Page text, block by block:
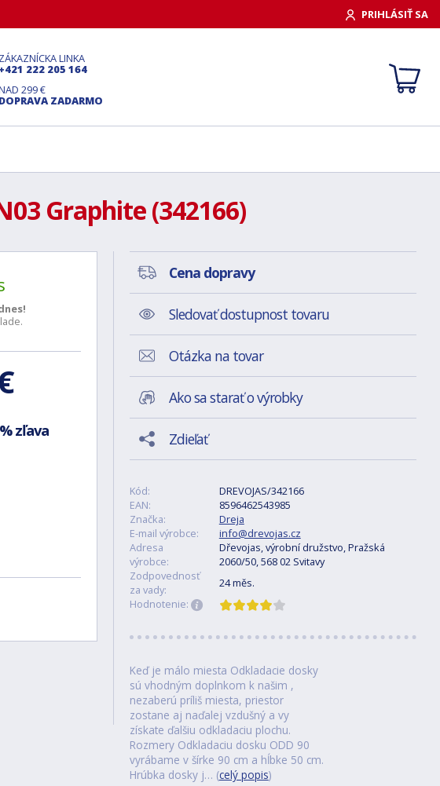
PRIHLÁSIŤ SA
ZÁKAZNÍCKA LINKA
+421 222 205 164
299 €
DOPRAVA ZADARMO
Graphite (342166)
zľava
Cena dopravy
Sledovať dostupnost tovaru
Otázka na tovar
Ako sa starať o výrobky
Zdieľať
Kód:
DREVOJAS/342166
EAN:
8596462543985
Značka:
Dreja
E-mail výrobce:
info@drevojas.cz
Adresa
výrobce:
Dřevojas, výrobní družstvo, Pražská
2060/50, 568 02 Svitavy
Zodpovednosť
za vady:
24 měs.
Hodnotenie:
Keď je málo miesta Odkladacie dosky
sú vhodným doplnkom k našim ,
nezaberú príliš miesta, priestor
zostane aj naďalej vzdušný a vy
získate ďalšiu odkladaciu plochu.
Rozmery Odkladaciu dosku ODD 90
vyrábame v šírke 90 cm a hĺbke 50 cm.
Hrúbka dosky j… (celý popis)